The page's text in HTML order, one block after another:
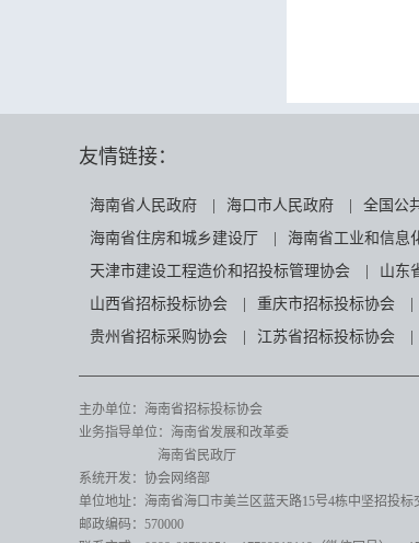
友情链接：
海南省人民政府 海口市人民政府 全国公
海南省住房和城乡建设厅
海南省工业和信息
天津市建设工程造价和招投标管理协会
山东
山西省招标投标协会
重庆市招标投标协会
贵州省招标采购协会
江苏省招标投标协会
主办单位：海南省招标投标协会
业务指导单位：海南省发展和改革委
海南省民政厅
系统开发：协会网络部
单位地址：海南省海口市美兰区蓝天路15号4栋中坚招投
邮政编码：570000